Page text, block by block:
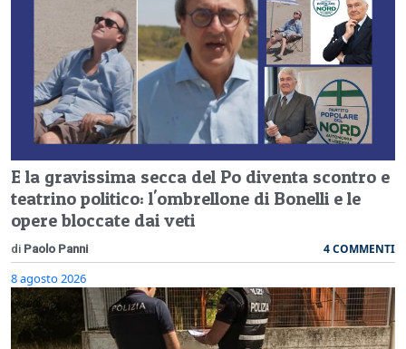
E la gravissima secca del Po diventa scontro e
teatrino politico: l'ombrellone di Bonelli e le
opere bloccate dai veti
di Paolo Panni 4 COMMENTI
8 agosto 2026